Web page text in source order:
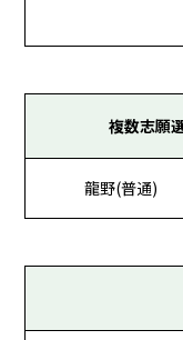
複数志願
龍野(普通)